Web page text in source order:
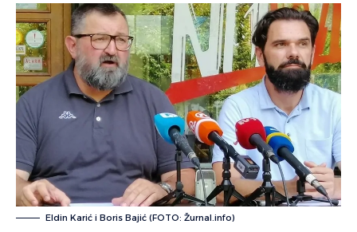
Eldin Karić i Boris Bajić (FOTO: Žurnal.info)